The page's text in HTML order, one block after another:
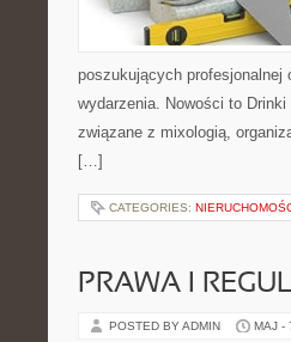
poszukujących profesjonalnej
wydarzenia. Nowości to
związane z mixologią,
[…]
CATEGORIES:
PRAWA I
POSTED BY ADMIN MAJ -